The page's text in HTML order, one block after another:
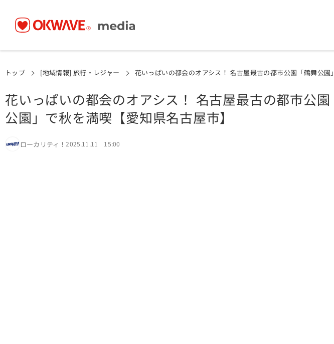
トップ [地域情報] 旅行・レジャー 花いっぱいの都会のオアシス！ 名古屋最古の都市公園「鶴舞公園
花いっぱいの都会のオアシス！ 名古屋最古の都市公園
公園」で秋を満喫【愛知県名古屋市】
ローカリティ！2025.11.11 15:00